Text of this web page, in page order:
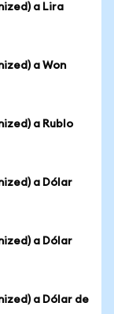
a Lira
a Won
a Rublo
a Dólar
a Dólar
a Dólar de